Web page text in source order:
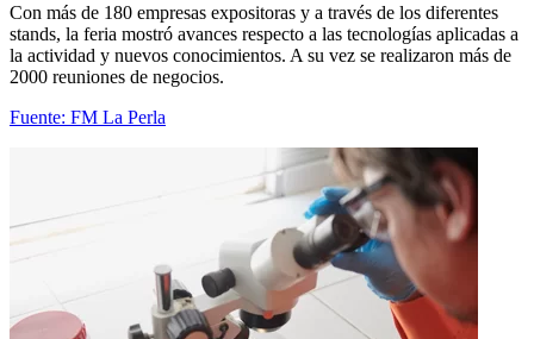
Con más de 180 empresas expositoras y a través de los diferentes
stands, la feria mostró avances respecto a las tecnologías aplicadas a
la actividad y nuevos conocimientos. A su vez se realizaron más de
2000 reuniones de negocios.
Fuente: FM La Perla